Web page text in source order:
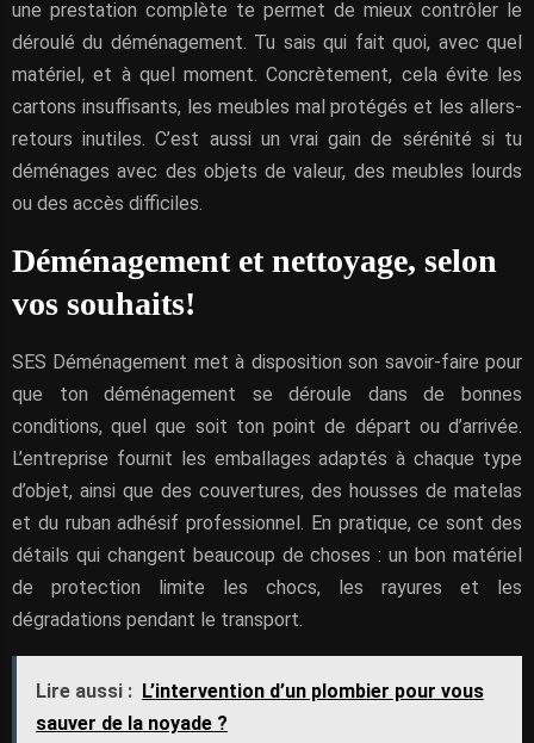
une prestation complète te permet de mieux contrôler le
déroulé du déménagement. Tu sais qui fait quoi, avec quel
matériel, et à quel moment. Concrètement, cela évite les
cartons insuffisants, les meubles mal protégés et les allers-
retours inutiles. C’est aussi un vrai gain de sérénité si tu
déménages avec des objets de valeur, des meubles lourds
ou des accès difficiles.
Déménagement et nettoyage, selon
vos souhaits!
SES Déménagement met à disposition son savoir-faire pour
que ton déménagement se déroule dans de bonnes
conditions, quel que soit ton point de départ ou d’arrivée.
L’entreprise fournit les emballages adaptés à chaque type
d’objet, ainsi que des couvertures, des housses de matelas
et du ruban adhésif professionnel. En pratique, ce sont des
détails qui changent beaucoup de choses : un bon matériel
de protection limite les chocs, les rayures et les
dégradations pendant le transport.
Lire aussi : L’intervention d’un plombier pour vous
sauver de la noyade ?